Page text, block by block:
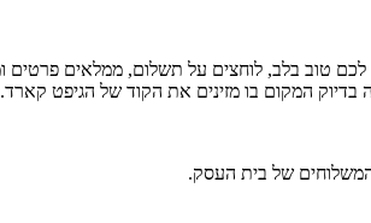
המקום בו מזינים את הקוד של הגיפט קארד.
המשלוחים של בית העסק.